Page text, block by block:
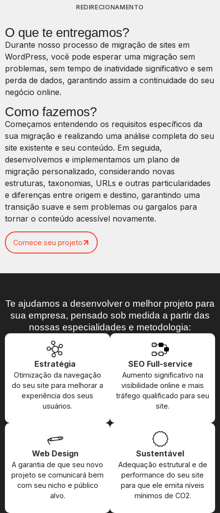
REDIRECIONAMENTO
O que te entregamos?
Durante nosso processo de migração de sites em
WordPress, você pode esperar uma migração sem
problemas, sem tempo de inatividade significativo e sem
perda de dados, garantindo assim a continuidade do seu
negócio online.
Como fazemos?
Começamos entendendo os requisitos específicos da
sua migração e realizando uma análise completa do seu
site existente e seu conteúdo. Em seguida,
desenvolvemos e implementamos um plano de
migração personalizado, considerando novas
estruturas, taxonomias, URLs e outras particularidades
e diferenças entre origem e destino, garantindo uma
transição suave e sem problemas ou gargalos para
tornar o conteúdo acessível novamente.
Comece seu projeto
Te ajudamos a desenvolver o melhor projeto para
sua empresa, pensado sob medida a partir das
nossas especialidades e metodologia:
Estratégia
Otimização da navegação
do seu site para melhorar a
experiência dos seus
usuários.
SEO Full-service
Aumento significativo na
visibilidade online e mais
tráfego qualificado para seu
site.
Web Design
A garantia de que seu novo
projeto se comunicará bem
com seu nicho e público
alvo.
Sustentável
Adequação estrutural e de
performance do seu site
para que ele emita níveis
mínimos de CO2.